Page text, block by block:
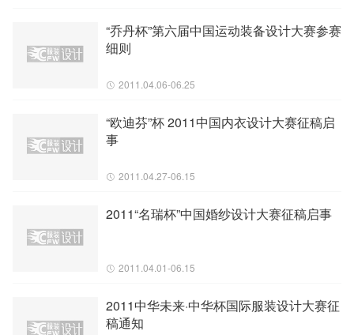
“乔丹杯”第六届中国运动装备设计大赛参赛
细则
2011.04.06-06.25
“欧迪芬”杯 2011中国内衣设计大赛征稿启
事
2011.04.27-06.15
2011“名瑞杯”中国婚纱设计大赛征稿启事
2011.04.01-06.15
2011中华未来·中华杯国际服装设计大赛征
稿通知